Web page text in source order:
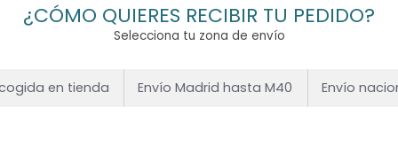
¿CÓMO QUIERES RECIBIR TU PEDIDO?
Selecciona tu zona de envío
en tienda Envío Madrid hasta M40 Envío